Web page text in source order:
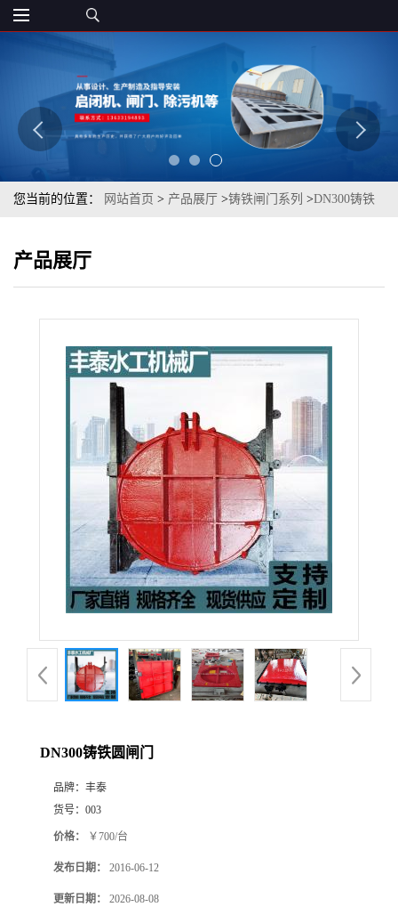
您当前的位置： 网站首页 > 产品展厅 >铸铁闸门系列 >DN300铸铁
产品展厅
DN300铸铁圆闸门
品牌： 丰泰
货号： 003
价格： ￥700/台
发布日期： 2016-06-12
更新日期： 2026-08-08